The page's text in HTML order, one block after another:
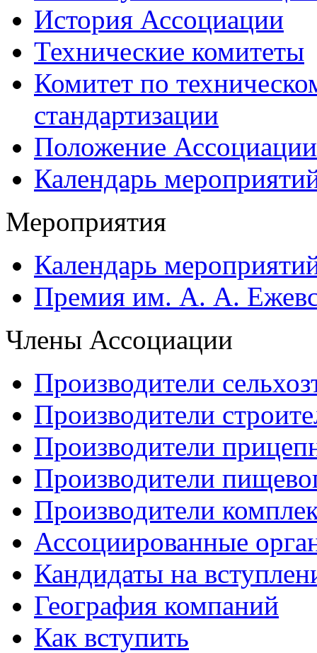
История Ассоциации
Технические комитеты
Комитет по
стандартизации
Положение
Календарь
Мероприятия
Календарь
Премия им. А. А.
Члены Ассоциации
Производители
Производители
Производители
Производители
Производители
Ассоциированные
Кандидаты на
География компаний
Как вступить